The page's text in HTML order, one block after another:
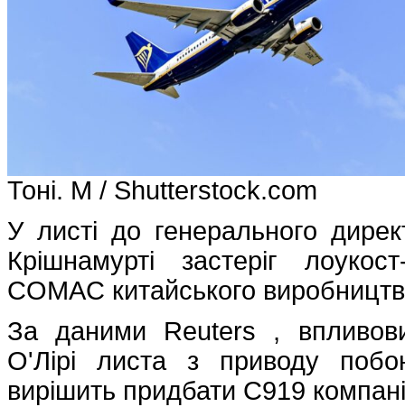
Тоні. М / Shutterstock.com
У листі до генерального
Крішнамурті застеріг
COMAC китайського
За даними Reuters ,
О'Лірі листа з приводу
вирішить придбати C919